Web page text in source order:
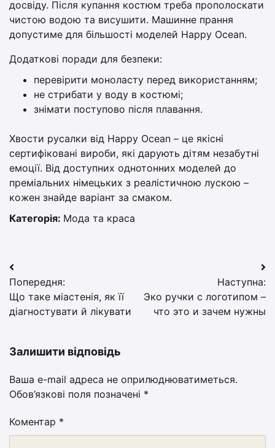
досвіду. Після купання костюм треба прополоскати
чистою водою та висушити. Машинне прання
допустиме для більшості моделей Happy Ocean.
Додаткові поради для безпеки:
перевірити моноласту перед використанням;
не стрибати у воду в костюмі;
знімати поступово після плавання.
Хвости русалки від Happy Ocean – це якісні
сертифіковані вироби, які дарують дітям незабутні
емоції. Від доступних однотонних моделей до
преміальних німецьких з реалістичною лускою –
кожен знайде варіант за смаком.
Категорія: Мода та краса
Навігація
записів
Попередня:
Що таке міастенія, як її
діагностувати й лікувати
Наступна:
Эко ручки с логотипом –
что это и зачем нужны
Залишити відповідь
Ваша e-mail адреса не оприлюднюватиметься.
Обов’язкові поля позначені *
Коментар *